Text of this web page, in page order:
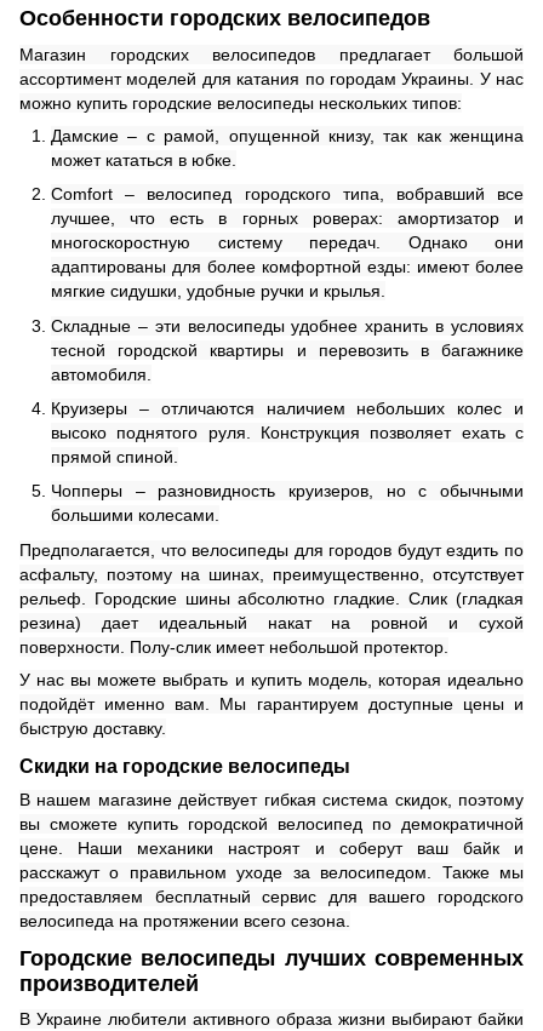
Особенности городских велосипедов
Магазин городских велосипедов предлагает большой
ассортимент моделей для катания по городам Украины. У нас
можно купить городские велосипеды нескольких типов:
Дамские – с рамой, опущенной книзу, так как женщина
может кататься в юбке.
Comfort – велосипед городского типа, вобравший все
лучшее, что есть в горных роверах: амортизатор и
многоскоростную систему передач. Однако они
адаптированы для более комфортной езды: имеют более
мягкие сидушки, удобные ручки и крылья.
Складные – эти велосипеды удобнее хранить в условиях
тесной городской квартиры и перевозить в багажнике
автомобиля.
Круизеры – отличаются наличием небольших колес и
высоко поднятого руля. Конструкция позволяет ехать с
прямой спиной.
Чопперы – разновидность круизеров, но с обычными
большими колесами.
Предполагается, что велосипеды для городов будут ездить по
асфальту, поэтому на шинах, преимущественно, отсутствует
рельеф. Городские шины абсолютно гладкие. Слик (гладкая
резина) дает идеальный накат на ровной и сухой
поверхности. Полу-слик имеет небольшой протектор.
У нас вы можете выбрать и купить модель, которая идеально
подойдёт именно вам. Мы гарантируем доступные цены и
быструю доставку.
Скидки на городские велосипеды
В нашем магазине действует гибкая система скидок, поэтому
вы сможете купить городской велосипед по демократичной
цене. Наши механики настроят и соберут ваш байк и
расскажут о правильном уходе за велосипедом. Также мы
предоставляем бесплатный сервис для вашего городского
велосипеда на протяжении всего сезона.
Городские велосипеды лучших современных
производителей
В Украине любители активного образа жизни выбирают байки